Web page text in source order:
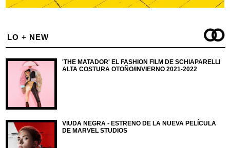
LO + NEW
'THE MATADOR' EL FASHION FILM DE SCHIAPARELLI
ALTA COSTURA OTOÑO/INVIERNO 2021-2022
VIUDA NEGRA - ESTRENO DE LA NUEVA PELÍCULA
DE MARVEL STUDIOS